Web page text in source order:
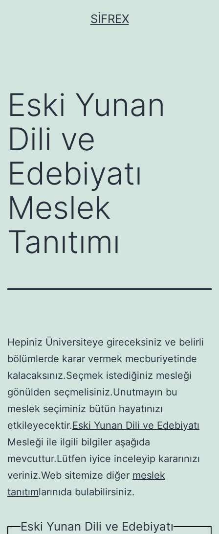
SIFREX
Eski Yunan
Dili ve
Edebiyatı
Meslek
Tanıtımı
Hepiniz Üniversiteye gireceksiniz ve belirli
bölümlerde karar vermek mecburiyetinde
kalacaksınız.Seçmek istediğiniz mesleği
gönülden seçmelisiniz.Unutmayın bu
meslek seçiminiz bütün hayatınızı
etkileyecektir.Eski Yunan Dili ve Edebiyatı
Mesleği ile ilgili bilgiler aşağıda
mevcuttur.Lütfen iyice inceleyip kararınızı
veriniz.Web sitemize diğer meslek
tanıtımlarınıda bulabilirsiniz.
Eski Yunan Dili ve Edebiyatı